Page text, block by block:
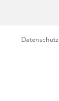
Datenschutz